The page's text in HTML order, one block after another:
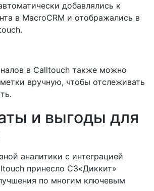
добавлялись к
в MacroCRM и отображались в
в Calltouch также можно
вручную, чтобы отслеживать
и выгоды для
аналитики с интеграцией
принесло СЗ«Диккит»
по многим ключевым